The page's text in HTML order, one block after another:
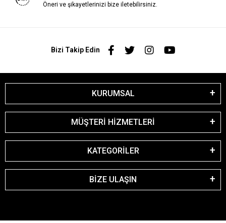
Öneri ve şikayetlerinizi bize iletebilirsiniz.
Bizi Takip Edin
KURUMSAL
MÜŞTERİ HİZMETLERİ
KATEGORİLER
BİZE ULAŞIN